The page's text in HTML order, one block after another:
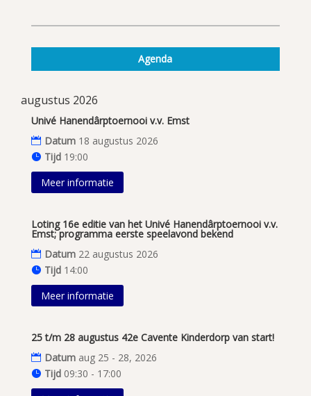
Agenda
augustus 2026
Univé Hanendârptoernooi v.v. Emst
Datum 18 augustus 2026
Tijd 19:00
Meer informatie
Loting 16e editie van het Univé Hanendârptoernooi v.v.
Emst; programma eerste speelavond bekend
Datum 22 augustus 2026
Tijd 14:00
Meer informatie
25 t/m 28 augustus 42e Cavente Kinderdorp van start!
Datum aug 25 - 28, 2026
Tijd 09:30 - 17:00